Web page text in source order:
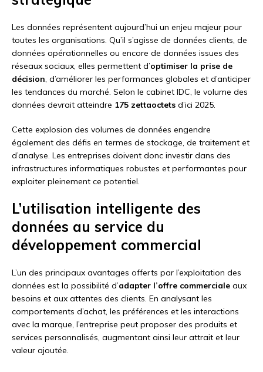
Les données représentent aujourd’hui un enjeu majeur pour
toutes les organisations. Qu’il s’agisse de données clients, de
données opérationnelles ou encore de données issues des
réseaux sociaux, elles permettent d’optimiser la prise de
décision, d’améliorer les performances globales et d’anticiper
les tendances du marché. Selon le cabinet IDC, le volume des
données devrait atteindre 175 zettaoctets d’ici 2025.
Cette explosion des volumes de données engendre
également des défis en termes de stockage, de traitement et
d’analyse. Les entreprises doivent donc investir dans des
infrastructures informatiques robustes et performantes pour
exploiter pleinement ce potentiel.
L’utilisation intelligente des
données au service du
développement commercial
L’un des principaux avantages offerts par l’exploitation des
données est la possibilité d’adapter l’offre commerciale aux
besoins et aux attentes des clients. En analysant les
comportements d’achat, les préférences et les interactions
avec la marque, l’entreprise peut proposer des produits et
services personnalisés, augmentant ainsi leur attrait et leur
valeur ajoutée.